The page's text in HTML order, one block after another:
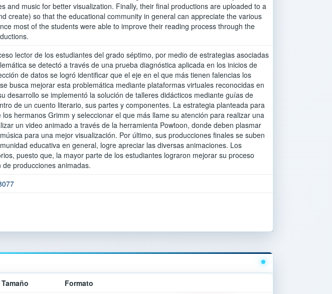
music for better visualization. Finally, their final productions are uploaded to a
create) so that the educational community in general can appreciate the various
most of the students were able to improve their reading process through the
lector de los estudiantes del grado séptimo, por medio de estrategias asociadas
se detectó a través de una prueba diagnóstica aplicada en los inicios de
de datos se logró identificar que el eje en el que más tienen falencias los
busca mejorar esta problemática mediante plataformas virtuales reconocidas en
desarrollo se implementó la solución de talleres didácticos mediante guías de
de un cuento literario, sus partes y componentes. La estrategia planteada para
hermanos Grimm y seleccionar el que más llame su atención para realizar una
un video animado a través de la herramienta Powtoon, donde deben plasmar
para una mejor visualización. Por último, sus producciones finales se suben
educativa en general, logre apreciar las diversas animaciones. Los
puesto que, la mayor parte de los estudiantes lograron mejorar su proceso
producciones animadas.
Tamaño Formato